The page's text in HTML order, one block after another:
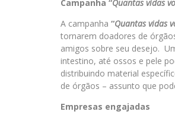
Campanha “Quantas vidas
A campanha “Quantas vidas
tornarem doadores de
amigos sobre seu desejo.
intestino, até ossos e pele
distribuindo material
de órgãos – assunto que
Empresas engajadas